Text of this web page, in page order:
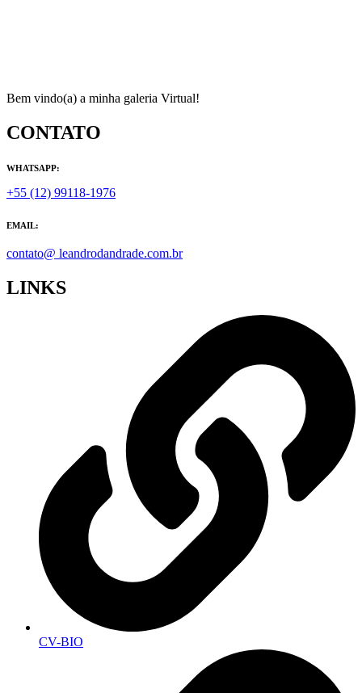
Bem vindo(a) a minha galeria Virtual!
CONTATO
WHATSAPP:
+55 (12) 99118-1976
EMAIL:
contato@ leandrodandrade.com.br
LINKS
CV-BIO